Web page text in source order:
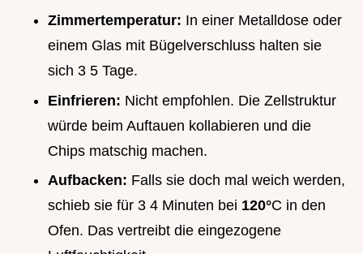
Zimmertemperatur: In einer Metalldose oder
einem Glas mit Bügelverschluss halten sie
sich 3 5 Tage.
Einfrieren: Nicht empfohlen. Die Zellstruktur
würde beim Auftauen kollabieren und die
Chips matschig machen.
Aufbacken: Falls sie doch mal weich werden,
schieb sie für 3 4 Minuten bei 120°C in den
Ofen. Das vertreibt die eingezogene